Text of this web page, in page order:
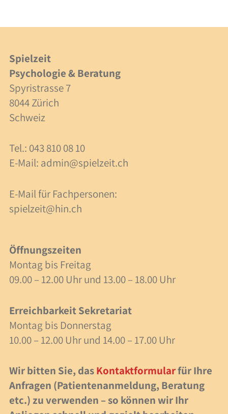
Beratung
Supervision
Kosten
Über uns
40 Jahre Spielzeit
Forschung
Anlässe
Veranstaltungen
Fachbeiträge
Lesezeit
Spielzeit
Psychologie & Beratung
Spyristrasse 7
8044 Zürich
Schweiz
Tel.: 043 810 08 10
E-Mail: admin@spielzeit.ch
E-Mail für Fachpersonen:
spielzeit@hin.ch
Öffnungszeiten
Montag bis Freitag
09.00 – 12.00 Uhr und 13.00 – 18.00 Uhr
Erreichbarkeit Sekretariat
Montag bis Donnerstag
10.00 – 12.00 Uhr und 14.00 – 17.00 Uhr
Wir bitten Sie, dasKontaktformularfür Ihre
Anfragen (Patientenanmeldung, Beratung
etc.) zu verwenden – so können wir Ihr